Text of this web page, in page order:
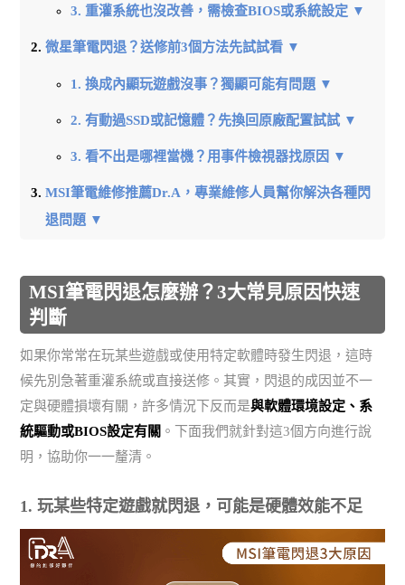
3. 重灌系統也沒改善，需檢查BIOS或系統設定 ▼
微星筆電閃退？送修前3個方法先試試看 ▼
1. 換成內顯玩遊戲沒事？獨顯可能有問題 ▼
2. 有動過SSD或記憶體？先換回原廠配置試試 ▼
3. 看不出是哪裡當機？用事件檢視器找原因 ▼
MSI筆電維修推薦Dr.A，專業維修人員幫你解決各種閃
退問題 ▼
MSI筆電閃退怎麼辦？3大常見原因快速
判斷
如果你常常在玩某些遊戲或使用特定軟體時發生閃退，這時
候先別急著重灌系統或直接送修。其實，閃退的成因並不一
定與硬體損壞有關，許多情況下反而是與軟體環境設定、系
統驅動或BIOS設定有關 。下面我們就針對這3個方向進行說
明，協助你一一釐清。
1. 玩某些特定遊戲就閃退，可能是硬體效能不足